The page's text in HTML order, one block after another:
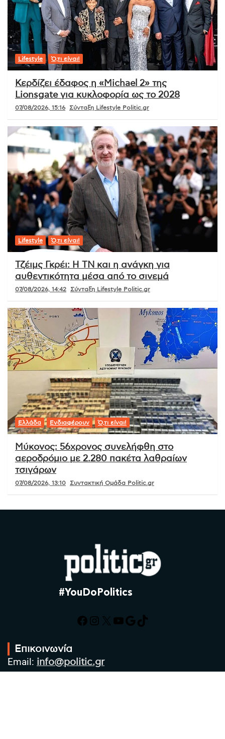
Lifestyle Ό,τι είναι!
Κερδίζει έδαφος η «Michael 2» της
Lionsgate για κυκλοφορία ως το 2028
07/08/2026, 15:16 Σύνταξη Lifestyle Politic.gr
Lifestyle Ό,τι είναι!
Τζέιμς Γκρέι: Η ΤΝ και η ανάγκη για
αυθεντικότητα μέσα από το σινεμά
07/08/2026, 14:42 Σύνταξη Lifestyle Politic.gr
Ελλάδα Ενδιαφέρουν Ό,τι είναι!
Μύκονος: 56χρονος συνελήφθη στο
αεροδρόμιο με 2.280 πακέτα λαθραίων
τσιγάρων
07/08/2026, 13:10 Συντακτική Ομάδα Politic.gr
#YouDoPolitics
Facebook
Instagram
X YouTube
Google
TikTok
Επικοινωνία
Email: info@politic.gr
Τηλ: